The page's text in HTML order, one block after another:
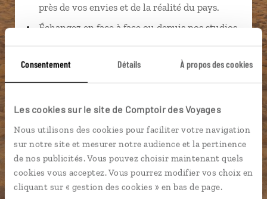
Consentement Détails À propos des cookies
Les cookies sur le site de Comptoir des Voyages
Nous utilisons des cookies pour faciliter votre navigation
sur notre site et mesurer notre audience et la pertinence
de nos publicités. Vous pouvez choisir maintenant quels
cookies vous acceptez. Vous pourrez modifier vos choix en
cliquant sur « gestion des cookies » en bas de page.
près de vos envies et de la réalité du pays.
Échangez en face à face ou depuis nos studios
DEMANDER UN DEVIS
ou